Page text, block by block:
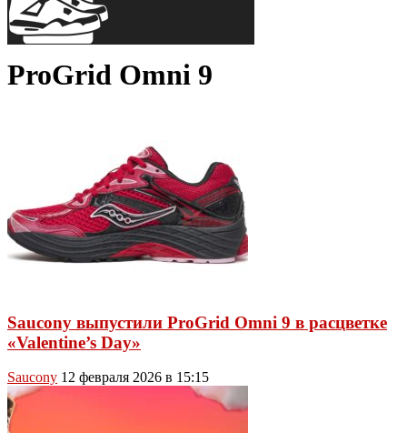
ProGrid Omni 9
Saucony выпустили ProGrid Omni 9 в расцветке
«Valentine’s Day»
Saucony 12 февраля 2026 в 15:15